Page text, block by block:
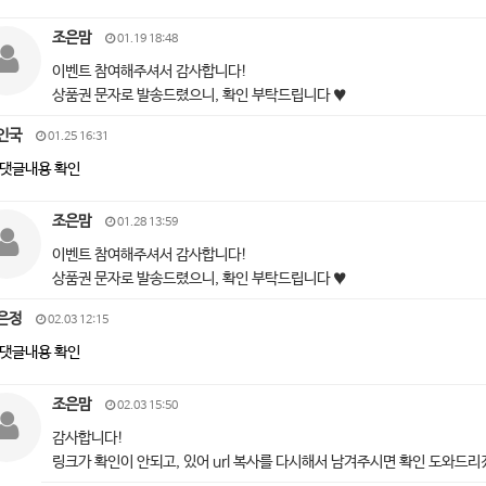
조은맘 01.19 18:48
이벤트 참여해주셔서 감사합니다!
상품권 문자로 발송드렸으니, 확인 부탁드립니다 ♥
국 01.25 16:31
댓글내용 확인
조은맘 01.28 13:59
이벤트 참여해주셔서 감사합니다!
상품권 문자로 발송드렸으니, 확인 부탁드립니다 ♥
정 02.03 12:15
댓글내용 확인
조은맘 02.03 15:50
감사합니다!
링크가 확인이 안되고, 있어 url 복사를 다시해서 남겨주시면 확인 도와드리